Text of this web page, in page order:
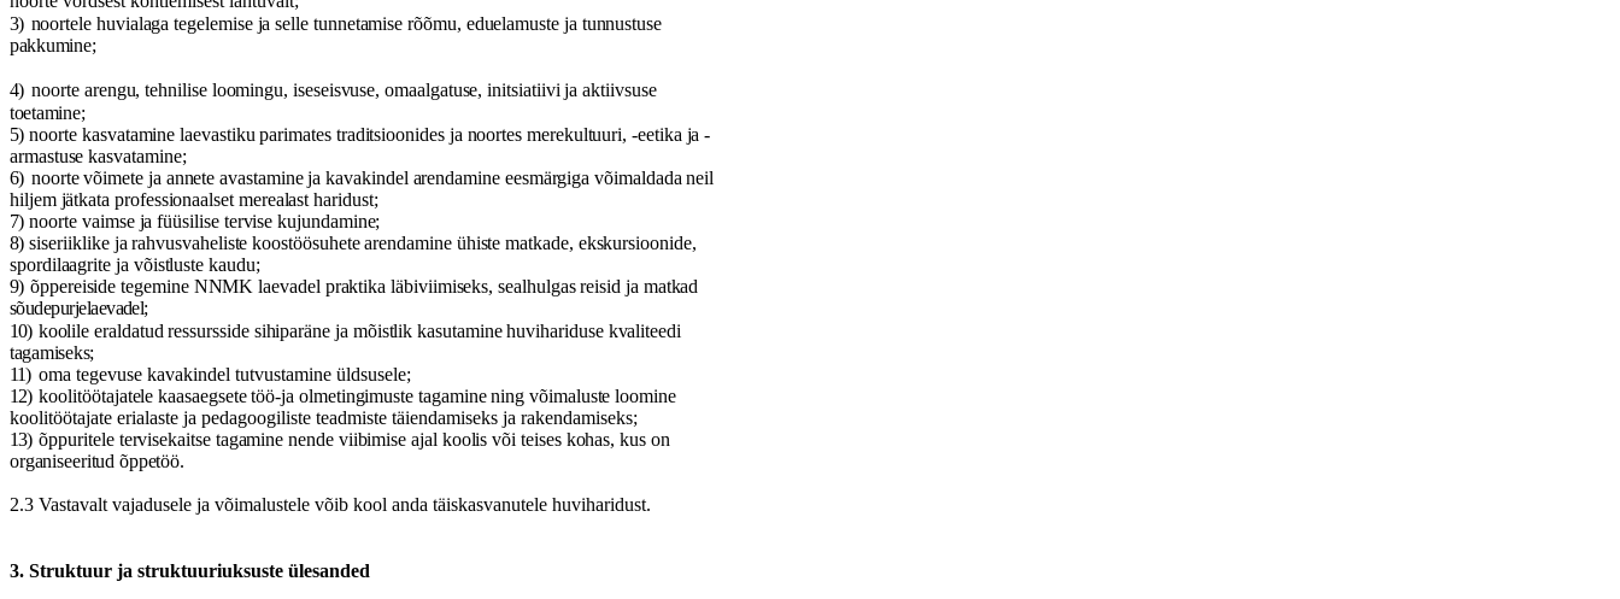
3) noortele huvialaga tegelemise ja selle tunnetamise rõõmu, eduelamuste ja tunnustuse
pakkumine;
4) noorte arengu, tehnilise loomingu, iseseisvuse, omaalgatuse, initsiatiivi ja aktiivsuse
toetamine;
5) noorte kasvatamine laevastiku parimates traditsioonides ja noortes merekultuuri, -eetika ja -
armastuse kasvatamine;
6) noorte võimete ja annete avastamine ja kavakindel arendamine eesmärgiga võimaldada neil
hiljem jätkata professionaalset merealast haridust;
7) noorte vaimse ja füüsilise tervise kujundamine;
8) siseriiklike ja rahvusvaheliste koostöösuhete arendamine ühiste matkade, ekskursioonide,
spordilaagrite ja võistluste kaudu;
9) õppereiside tegemine NNMK laevadel praktika läbiviimiseks, sealhulgas reisid ja matkad
sõudepurjelaevadel;
10) koolile eraldatud ressursside sihiparäne ja mõistlik kasutamine huvihariduse kvaliteedi
tagamiseks;
11) oma tegevuse kavakindel tutvustamine üldsusele;
12) koolitöötajatele kaasaegsete töö-ja olmetingimuste tagamine ning võimaluste loomine
koolitöötajate erialaste ja pedagoogiliste teadmiste täiendamiseks ja rakendamiseks;
13) õppuritele tervisekaitse tagamine nende viibimise ajal koolis või teises kohas, kus on
organiseeritud õppetöö.
2.3 Vastavalt vajadusele ja võimalustele võib kool anda täiskasvanutele huviharidust.
3. Struktuur ja struktuuriuksuste ülesanded